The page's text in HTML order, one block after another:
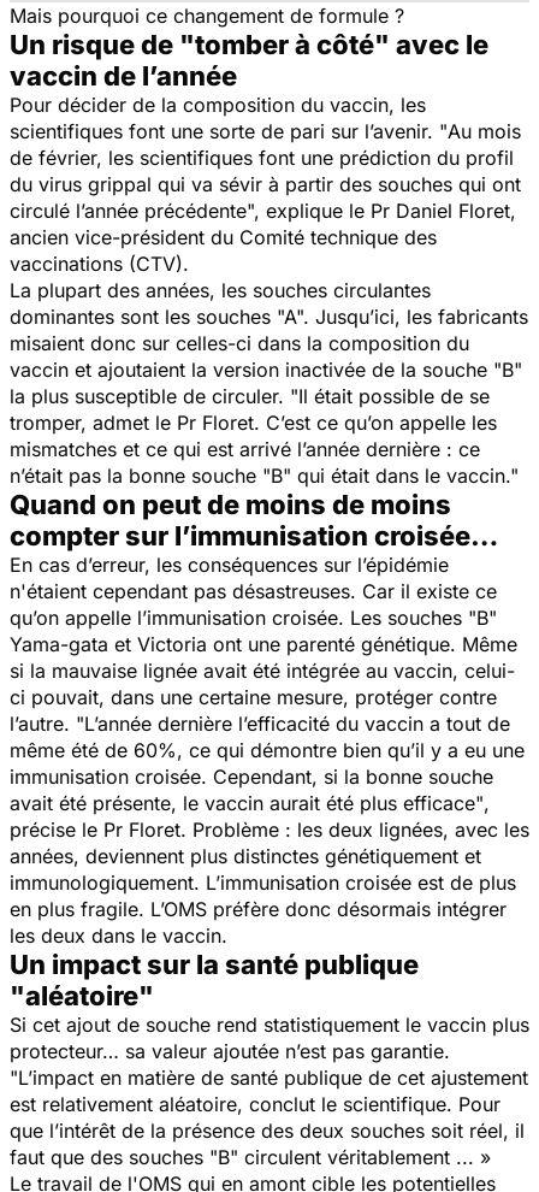
Mais pourquoi ce changement de formule ?
Un risque de "tomber à côté" avec le
vaccin de l’année
Pour décider de la composition du vaccin, les
scientifiques font une sorte de pari sur l’avenir. "Au mois
de février, les scientifiques font une prédiction du profil
du virus grippal qui va sévir à partir des souches qui ont
circulé l’année précédente", explique le Pr Daniel Floret,
ancien vice-président du Comité technique des
vaccinations (CTV).
La plupart des années, les souches circulantes
dominantes sont les souches "A". Jusqu’ici, les fabricants
misaient donc sur celles-ci dans la composition du
vaccin et ajoutaient la version inactivée de la souche "B"
la plus susceptible de circuler. "Il était possible de se
tromper, admet le Pr Floret. C’est ce qu’on appelle les
mismatches et ce qui est arrivé l’année dernière : ce
n’était pas la bonne souche "B" qui était dans le vaccin."
Quand on peut de moins de moins
compter sur l’immunisation croisée…
En cas d’erreur, les conséquences sur l’épidémie
n'étaient cependant pas désastreuses. Car il existe ce
qu’on appelle l’immunisation croisée. Les souches "B"
Yama-gata et Victoria ont une parenté génétique. Même
si la mauvaise lignée avait été intégrée au vaccin, celui-
ci pouvait, dans une certaine mesure, protéger contre
l’autre. "L’année dernière l’efficacité du vaccin a tout de
même été de 60%, ce qui démontre bien qu’il y a eu une
immunisation croisée. Cependant, si la bonne souche
avait été présente, le vaccin aurait été plus efficace",
précise le Pr Floret. Problème : les deux lignées, avec les
années, deviennent plus distinctes génétiquement et
immunologiquement. L’immunisation croisée est de plus
en plus fragile. L’OMS préfère donc désormais intégrer
les deux dans le vaccin.
Un impact sur la santé publique
"aléatoire"
Si cet ajout de souche rend statistiquement le vaccin plus
protecteur… sa valeur ajoutée n’est pas garantie.
"L’impact en matière de santé publique de cet ajustement
est relativement aléatoire, conclut le scientifique. Pour
que l’intérêt de la présence des deux souches soit réel, il
faut que des souches "B" circulent véritablement ... »
Le travail de l'OMS qui en amont cible les potentielles